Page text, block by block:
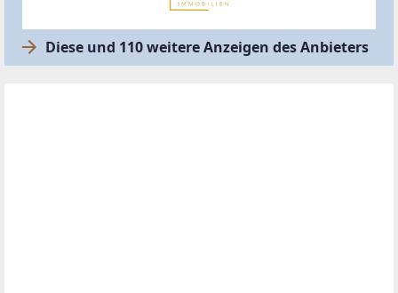
Diese und 110 weitere Anzeigen des Anbieters